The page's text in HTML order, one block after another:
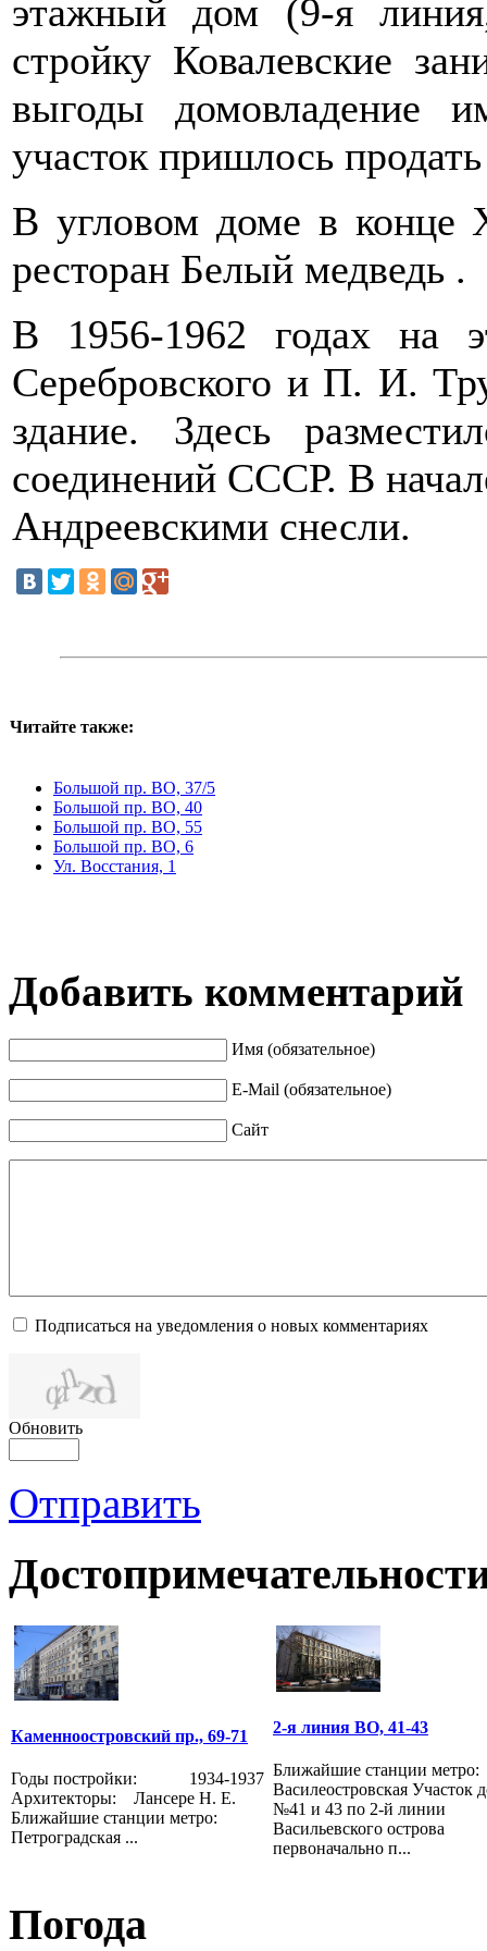
этажный дом (9-я
стройку Ковалевские
выгоды домовладение
участок пришлось
В угловом доме в конце
ресторан Белый медведь .
В 1956-1962 годах на
Серебровского и П. И.
здание. Здесь
соединений СССР. В
Андреевскими снесли.
Читайте также:
Большой пр. ВО, 37/5
Большой пр. ВО, 40
Большой пр. ВО, 55
Большой пр. ВО, 6
Ул. Восстания, 1
Добавить комментарий
Имя (обязательное)
E-Mail (обязательное)
Сайт
Подписаться на уведомления о новых комментариях
Обновить
Отправить
Каменноостровский пр., 69-71
Годы постройки: 1934-1937
Архитекторы: Лансере Н. Е.
Ближайшие станции метро:
Петроградская ...
2-я линия ВО, 41-43
Ближайшие станции метро:
Василеостровская Участок
№41 и 43 по 2-й линии
Васильевского острова
первоначально п...
Погода